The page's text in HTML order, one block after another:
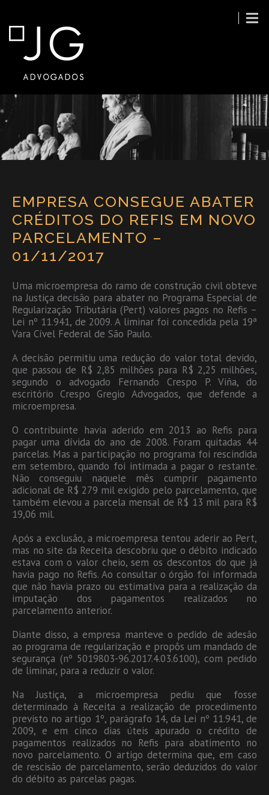
EMPRESA CONSEGUE ABATER
CRÉDITOS DO REFIS EM NOVO
PARCELAMENTO –
01/11/2017
Uma microempresa do ramo de construção civil obteve
na Justiça decisão para abater no Programa Especial de
Regularização Tributária (Pert) valores pagos no Refis –
Lei nº 11.941, de 2009. A liminar foi concedida pela 19ª
Vara Cível Federal de São Paulo.
A decisão permitiu uma redução do valor total devido,
que passou de R$ 2,85 milhões para R$ 2,25 milhões,
segundo o advogado Fernando Crespo P. Viña, do
escritório Crespo Gregio Advogados, que defende a
microempresa.
O contribuinte havia aderido em 2013 ao Refis para
pagar uma dívida do ano de 2008. Foram quitadas 44
parcelas. Mas a participação no programa foi rescindida
em setembro, quando foi intimada a pagar o restante.
Não conseguiu naquele mês cumprir pagamento
adicional de R$ 279 mil exigido pelo parcelamento, que
também elevou a parcela mensal de R$ 13 mil para R$
19,06 mil.
Após a exclusão, a microempresa tentou aderir ao Pert,
mas no site da Receita descobriu que o débito indicado
estava com o valor cheio, sem os descontos do que já
havia pago no Refis. Ao consultar o órgão foi informada
que não havia prazo ou estimativa para a realização da
imputação dos pagamentos realizados no
parcelamento anterior.
Diante disso, a empresa manteve o pedido de adesão
ao programa de regularização e propôs um mandado de
segurança (nº 5019803-96.2017.4.03.6100), com pedido
de liminar, para a reduzir o valor.
Na Justiça, a microempresa pediu que fosse
determinado à Receita a realização de procedimento
previsto no artigo 1º, parágrafo 14, da Lei nº 11.941, de
2009, e em cinco dias úteis apurado o crédito de
pagamentos realizados no Refis para abatimento no
novo parcelamento. O artigo determina que, em caso
de rescisão de parcelamento, serão deduzidos do valor
do débito as parcelas pagas.